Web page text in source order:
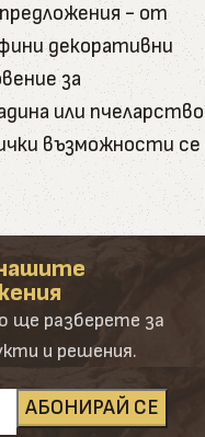
- от
декоративни
за
или пчеларство
възможности се
от артикули и
предлага
си всички наши
и обработени
продукти и
да ориентира
ще разберете за
и решения.